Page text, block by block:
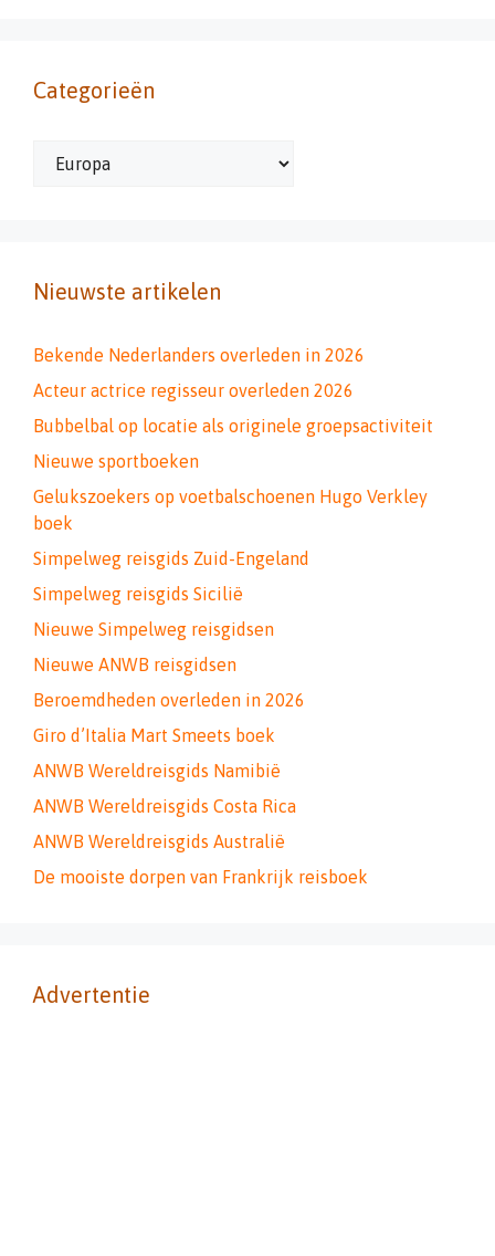
Categorieën
Categorieën
Nieuwste artikelen
Bekende Nederlanders overleden in 2026
Acteur actrice regisseur overleden 2026
Bubbelbal op locatie als originele groepsactiviteit
Nieuwe sportboeken
Gelukszoekers op voetbalschoenen Hugo Verkley
boek
Simpelweg reisgids Zuid-Engeland
Simpelweg reisgids Sicilië
Nieuwe Simpelweg reisgidsen
Nieuwe ANWB reisgidsen
Beroemdheden overleden in 2026
Giro d’Italia Mart Smeets boek
ANWB Wereldreisgids Namibië
ANWB Wereldreisgids Costa Rica
ANWB Wereldreisgids Australië
De mooiste dorpen van Frankrijk reisboek
Advertentie